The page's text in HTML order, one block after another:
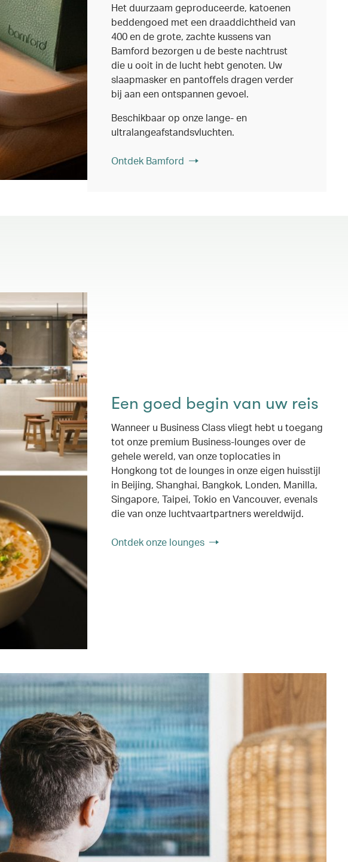
Het duurzaam geproduceerde, katoenen
beddengoed met een draaddichtheid van
400 en de grote, zachte kussens van
Bamford bezorgen u de beste nachtrust
die u ooit in de lucht hebt genoten. Uw
slaapmasker en pantoffels dragen verder
bij aan een ontspannen gevoel.
Beschikbaar op onze lange- en
ultralangeafstandsvluchten.
Ontdek Bamford
Een goed begin van uw reis
Wanneer u Business Class vliegt hebt u toegang
tot onze premium Business-lounges over de
gehele wereld, van onze toplocaties in
Hongkong tot de lounges in onze eigen huisstijl
in Beijing, Shanghai, Bangkok, Londen, Manilla,
Singapore, Taipei, Tokio en Vancouver, evenals
die van onze luchtvaartpartners wereldwijd.
Ontdek onze lounges